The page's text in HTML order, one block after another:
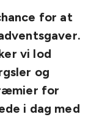
for at
vi lod
og
for
i dag med